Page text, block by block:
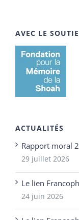
AVEC LE
ACTUALITÉS
Rapport moral
29 juillet 2026
Le lien
24 juin 2026